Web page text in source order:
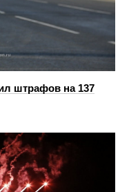
штрафов на 137